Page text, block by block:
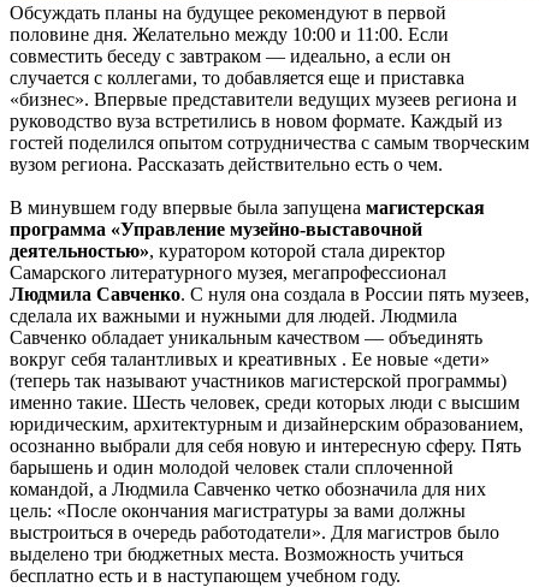
Обсуждать планы на будущее рекомендуют в первой
половине дня. Желательно между 10:00 и 11:00. Если
совместить беседу с завтраком — идеально, а если он
случается с коллегами, то добавляется еще и приставка
«бизнес». Впервые представители ведущих музеев региона и
руководство вуза встретились в новом формате. Каждый из
гостей поделился опытом сотрудничества с самым творческим
вузом региона. Рассказать действительно есть о чем.
В минувшем году впервые была запущена магистерская
программа «Управление музейно-выставочной
деятельностью», куратором которой стала директор
Самарского литературного музея, мегапрофессионал
Людмила Савченко. С нуля она создала в России пять музеев,
сделала их важными и нужными для людей. Людмила
Савченко обладает уникальным качеством — объединять
вокруг себя талантливых и креативных . Ее новые «дети»
(теперь так называют участников магистерской программы)
именно такие. Шесть человек, среди которых люди с высшим
юридическим, архитектурным и дизайнерским образованием,
осознанно выбрали для себя новую и интересную сферу. Пять
барышень и один молодой человек стали сплоченной
командой, а Людмила Савченко четко обозначила для них
цель: «После окончания магистратуры за вами должны
выстроиться в очередь работодатели». Для магистров было
выделено три бюджетных места. Возможность учиться
бесплатно есть и в наступающем учебном году.